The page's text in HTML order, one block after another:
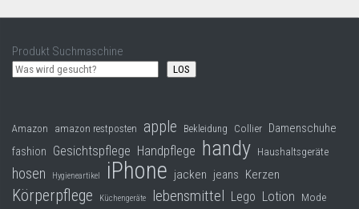
Produkt Suchmaschine
LOS
Amazon amazon restposten apple Bekleidung Collier Damenschuhe
fashion Gesichtspflege Handpflege handy Haushaltsgeräte
hosen Hygieneartikel iPhone jacken jeans Kerzen
Körperpflege Küchengeräte lebensmittel Lego Lotion Mode